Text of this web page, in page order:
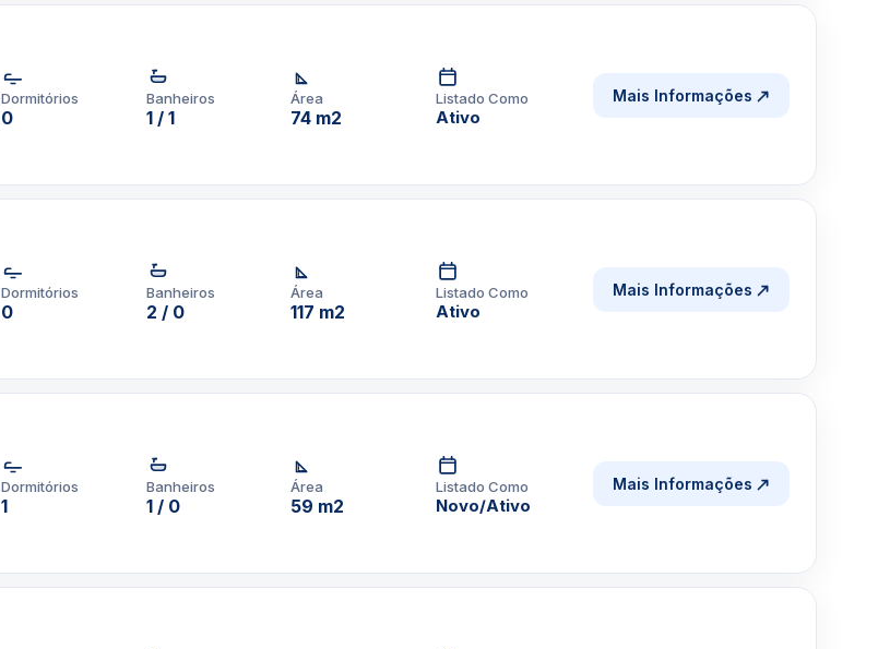
Dormitórios
0
Banheiros
1 / 1
Área
74 m2
Listado Como
Ativo
Mais Informações
Dormitórios
0
Banheiros
2 / 0
Área
117 m2
Listado Como
Ativo
Mais Informações
Dormitórios
1
Banheiros
1 / 0
Área
59 m2
Listado Como
Novo/Ativo
Mais Informações